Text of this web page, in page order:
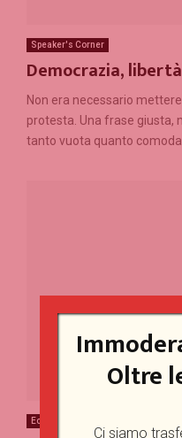
Speaker's Corner
Democrazia,
Non era necessario
protesta. Una frase giusta,
tanto vuota quanto
Economia & Finanza
Oltre
Ci siamo